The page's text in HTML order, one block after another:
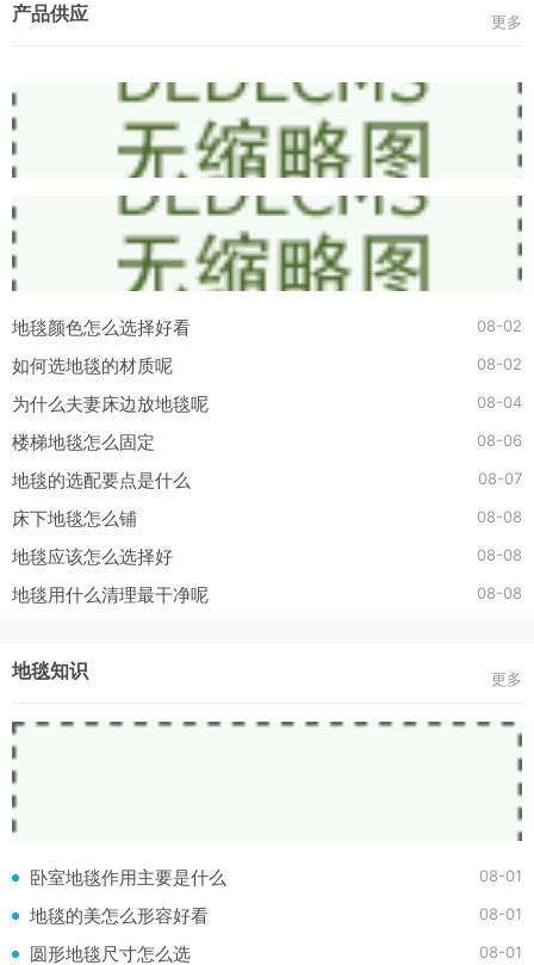
产品供应 更多
地毯颜色怎么选择好看 08-02
如何选地毯的材质呢 08-02
为什么夫妻床边放地毯呢 08-04
楼梯地毯怎么固定 08-06
地毯的选配要点是什么 08-07
床下地毯怎么铺 08-08
地毯应该怎么选择好 08-08
地毯用什么清理最干净呢 08-08
地毯知识 更多
卧室地毯作用主要是什么 08-01
地毯的美怎么形容好看 08-01
圆形地毯尺寸怎么选 08-01